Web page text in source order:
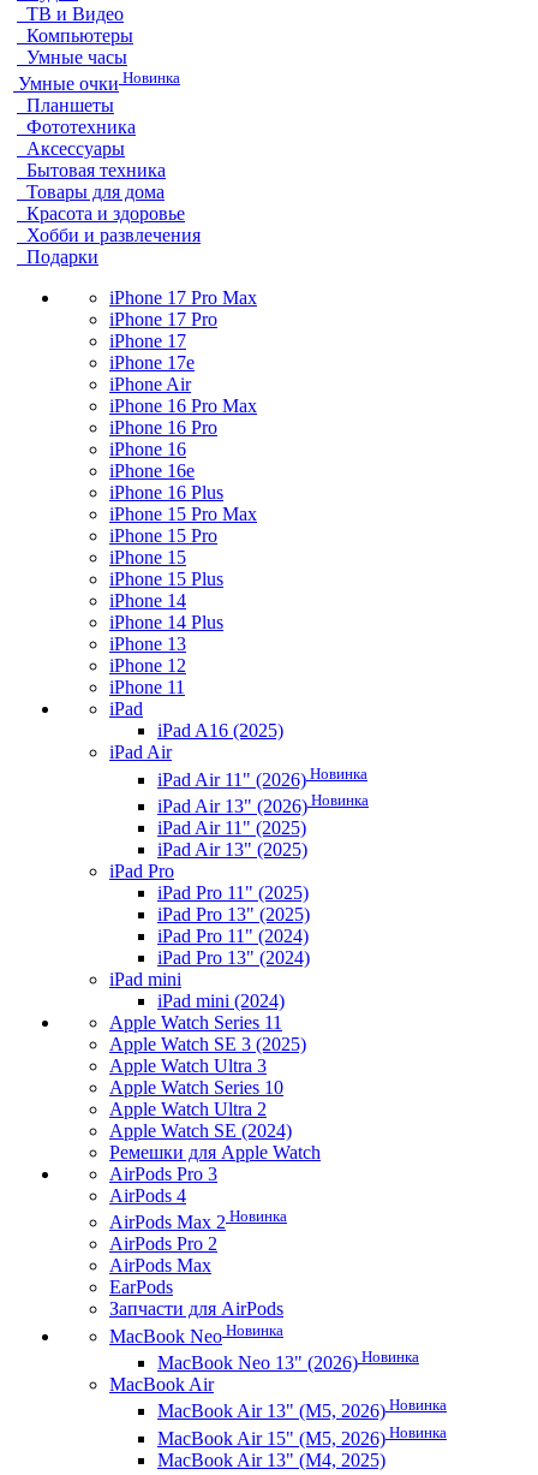
ТВ и Видео
Компьютеры
Умные часы
Умные очки Новинка
Планшеты
Фототехника
Аксессуары
Бытовая техника
Товары для дома
Красота и здоровье
Хобби и развлечения
Подарки
iPhone 17 Pro Max
iPhone 17 Pro
iPhone 17
iPhone 17e
iPhone Air
iPhone 16 Pro Max
iPhone 16 Pro
iPhone 16
iPhone 16e
iPhone 16 Plus
iPhone 15 Pro Max
iPhone 15 Pro
iPhone 15
iPhone 15 Plus
iPhone 14
iPhone 14 Plus
iPhone 13
iPhone 12
iPhone 11
iPad
iPad A16 (2025)
iPad Air
iPad Air 11" (2026) Новинка
iPad Air 13" (2026) Новинка
iPad Air 11" (2025)
iPad Air 13" (2025)
iPad Pro
iPad Pro 11" (2025)
iPad Pro 13" (2025)
iPad Pro 11" (2024)
iPad Pro 13" (2024)
iPad mini
iPad mini (2024)
Apple Watch Series 11
Apple Watch SE 3 (2025)
Apple Watch Ultra 3
Apple Watch Series 10
Apple Watch Ultra 2
Apple Watch SE (2024)
Ремешки для Apple Watch
AirPods Pro 3
AirPods 4
AirPods Max 2 Новинка
AirPods Pro 2
AirPods Max
EarPods
Запчасти для AirPods
MacBook Neo Новинка
MacBook Neo 13" (2026) Новинка
MacBook Air
MacBook Air 13" (M5, 2026) Новинка
MacBook Air 15" (M5, 2026) Новинка
MacBook Air 13" (M4, 2025)